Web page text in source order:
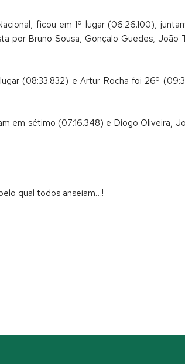
ficou em 1º lugar (06:26.100),
por Bruno Sousa, Gonçalo Guedes, João
(08:33.832) e Artur Rocha foi 26º
em sétimo (07:16.348) e Diogo Oliveira,
qual todos anseiam…!